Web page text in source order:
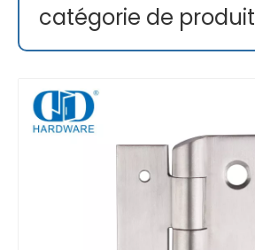
catégorie de produit